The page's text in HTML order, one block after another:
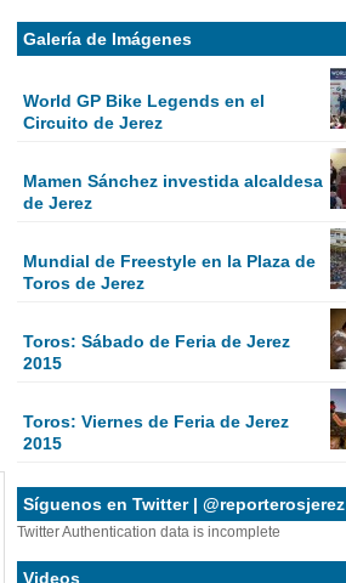
Galería de Imágenes
World GP Bike Legends en el
Circuito de Jerez
Mamen Sánchez investida alcaldesa
de Jerez
Mundial de Freestyle en la Plaza de
Toros de Jerez
Toros: Sábado de Feria de Jerez
2015
Toros: Viernes de Feria de Jerez
2015
Síguenos en Twitter | @reporterosjerez
Twitter Authentication data is incomplete
Videos